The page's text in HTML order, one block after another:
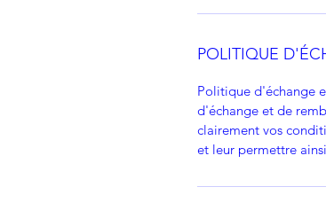
POLITIQUE
Politique d'échange
d'échange et de
clairement vos
et leur permettre